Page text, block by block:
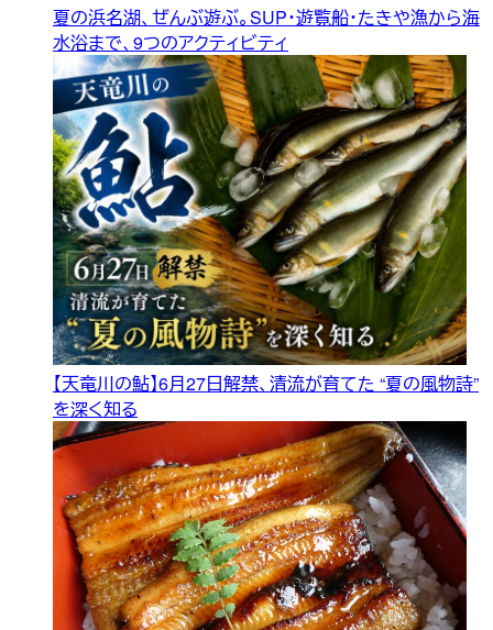
夏の浜名湖、ぜんぶ遊ぶ。SUP・遊覧船・たきや漁から海
水浴まで、9つのアクティビティ
【天竜川の鮎】6月27日解禁、清流が育てた “夏の風物詩”
を深く知る